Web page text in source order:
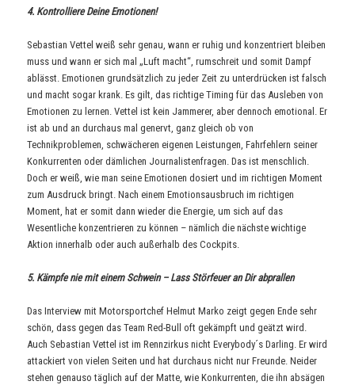
4. Kontrolliere Deine Emotionen!
Sebastian Vettel weiß sehr genau, wann er ruhig und konzentriert bleiben
muss und wann er sich mal „Luft macht“, rumschreit und somit Dampf
ablässt. Emotionen grundsätzlich zu jeder Zeit zu unterdrücken ist falsch
und macht sogar krank. Es gilt, das richtige Timing für das Ausleben von
Emotionen zu lernen. Vettel ist kein Jammerer, aber dennoch emotional. Er
ist ab und an durchaus mal genervt, ganz gleich ob von
Technikproblemen, schwächeren eigenen Leistungen, Fahrfehlern seiner
Konkurrenten oder dämlichen Journalistenfragen. Das ist menschlich.
Doch er weiß, wie man seine Emotionen dosiert und im richtigen Moment
zum Ausdruck bringt. Nach einem Emotionsausbruch im richtigen
Moment, hat er somit dann wieder die Energie, um sich auf das
Wesentliche konzentrieren zu können – nämlich die nächste wichtige
Aktion innerhalb oder auch außerhalb des Cockpits.
5. Kämpfe nie mit einem Schwein – Lass Störfeuer an Dir abprallen
Das Interview mit Motorsportchef Helmut Marko zeigt gegen Ende sehr
schön, dass gegen das Team Red-Bull oft gekämpft und geätzt wird.
Auch Sebastian Vettel ist im Rennzirkus nicht Everybody´s Darling. Er wird
attackiert von vielen Seiten und hat durchaus nicht nur Freunde. Neider
stehen genauso täglich auf der Matte, wie Konkurrenten, die ihn absägen